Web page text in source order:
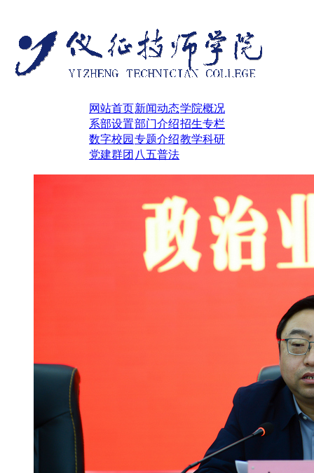
网站首页新闻动态学院概况
系部设置部门介绍招生专栏
数字校园 专题介绍教学科研
党建群团 八五普法